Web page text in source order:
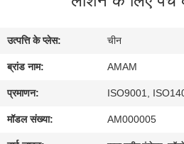
कारखाना
दौरा
उत्पत्ति के प्लेस: चीन
ब्रांड नाम: AMAM
प्रमाणन: ISO9001,
मॉडल संख्या: AM000005